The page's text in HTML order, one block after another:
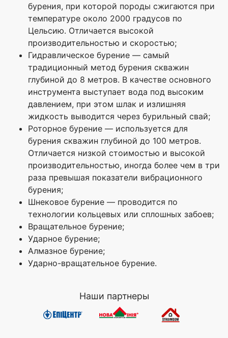
бурения, при которой породы сжигаются при
температуре около 2000 градусов по
Цельсию. Отличается высокой
производительностью и скоростью;
Гидравлическое бурение — самый
традиционный метод бурения скважин
глубиной до 8 метров. В качестве основного
инструмента выступает вода под высоким
давлением, при этом шлак и излишняя
жидкость выводится через бурильный свай;
Роторное бурение — используется для
бурения скважин глубиной до 100 метров.
Отличается низкой стоимостью и высокой
производительностью, иногда более чем в три
раза превышая показатели вибрационного
бурения;
Шнековое бурение — проводится по
технологии кольцевых или сплошных забоев;
Вращательное бурение;
Ударное бурение;
Алмазное бурение;
Ударно-вращательное бурение.
Наши партнеры